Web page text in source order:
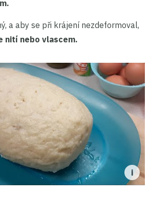
a aby se při krájení nezdeformoval,
nití nebo vlascem.